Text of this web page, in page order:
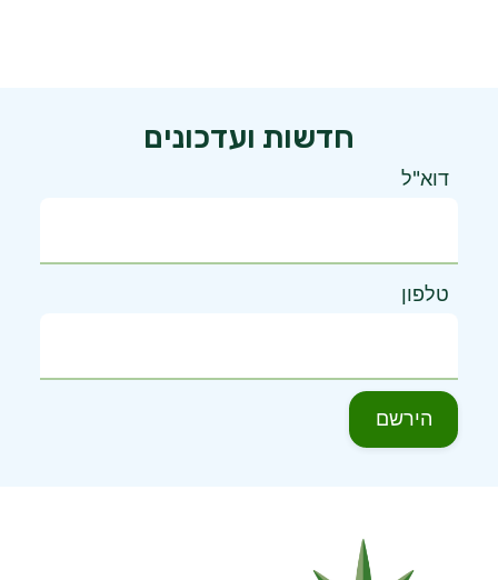
חדשות ועדכונים
דוא"ל
טלפון
הירשם